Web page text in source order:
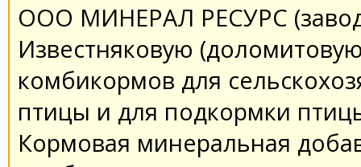
ООО МИНЕРАЛ РЕСУРС
Известняковую
комбикормов для
птицы и для подкормки
Кормовая минеральная